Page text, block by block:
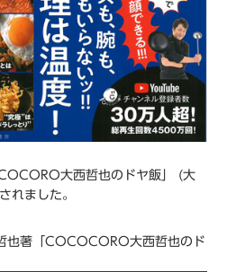
大西哲也のドヤ飯」 (大
れました。
也著「COCOCORO大西哲也のド